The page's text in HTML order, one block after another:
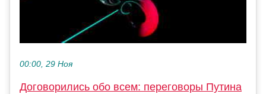
00:00, 29 Ноя
Договорились обо всем: переговоры Путина